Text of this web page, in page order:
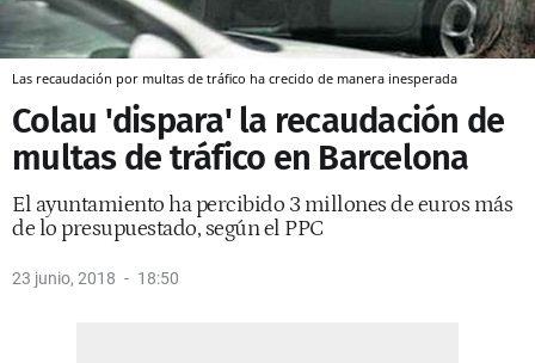
Las recaudación por multas de tráfico ha crecido de manera inesperada
Colau 'dispara' la recaudación de
multas de tráfico en Barcelona
El ayuntamiento ha percibido 3 millones de euros más
de lo presupuestado, según el PPC
23 junio, 2018 18:50